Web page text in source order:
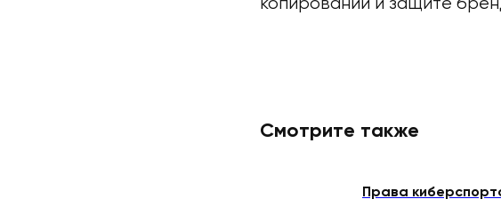
копировании и защите
Смотрите также
Права